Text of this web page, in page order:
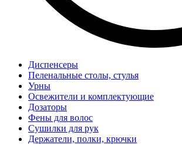
Диспенсеры
Пеленальные столы, стулья
Урны
Освежители и комплектующие
Дозаторы
Фены для волос
Сушилки для рук
Держатели, полки, крючки